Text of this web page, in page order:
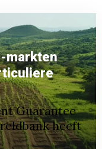
markten
Guarantee
heeft